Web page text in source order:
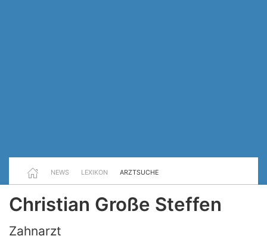
NEWS LEXIKON ARZTSUCHE
Christian Große Steffen
Zahnarzt